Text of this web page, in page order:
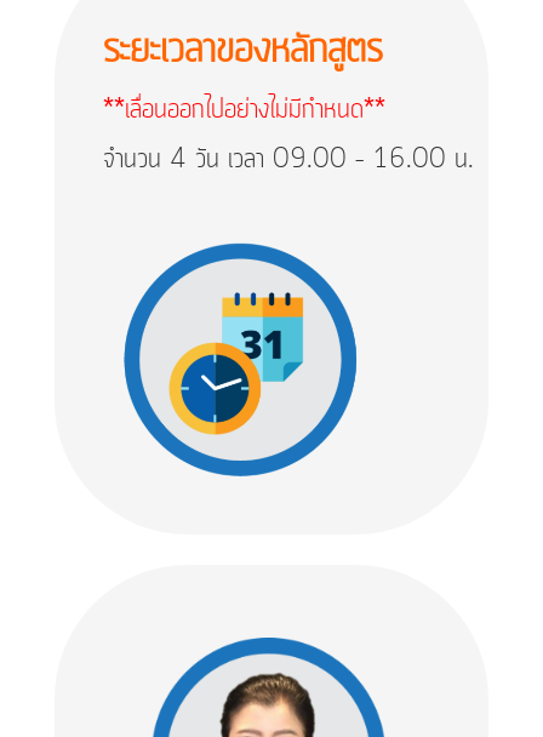
ระยะเวลาของหลักสูตร
**เลื่อนออกไปอย่างไม่มีกำหนด**
จำนวน 4 วัน เวลา 09.00 – 16.00 น.